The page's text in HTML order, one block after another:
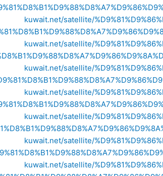
kuwait.net/satellite/
kuwait.net/satellite/
kuwait.net/satellite/
kuwait.net/satellite/
kuwait.net/satellite/
kuwait.net/satellite/
kuwait.net/satellite/